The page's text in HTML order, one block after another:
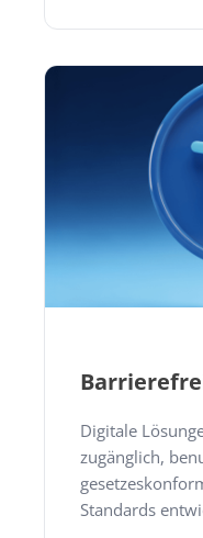
Digitale
zugänglich,
Standards